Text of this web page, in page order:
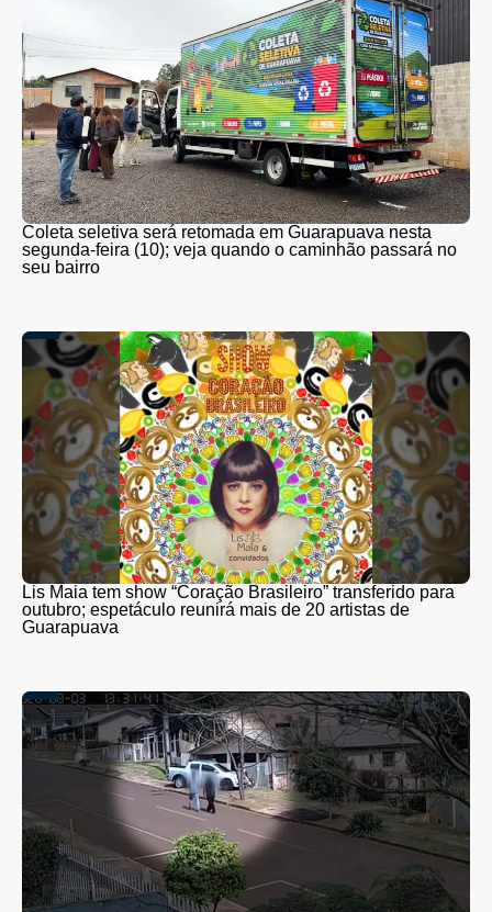
Coleta seletiva será retomada em Guarapuava nesta
segunda-feira (10); veja quando o caminhão passará no
seu bairro
Lis Maia tem show “Coração Brasileiro” transferido para
outubro; espetáculo reunirá mais de 20 artistas de
Guarapuava